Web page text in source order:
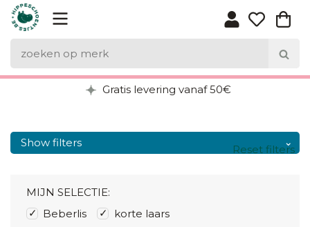
Gratis levering vanaf 50€
Show filters
MIJN SELECTIE:
Beberlis
korte laars
Reset filters